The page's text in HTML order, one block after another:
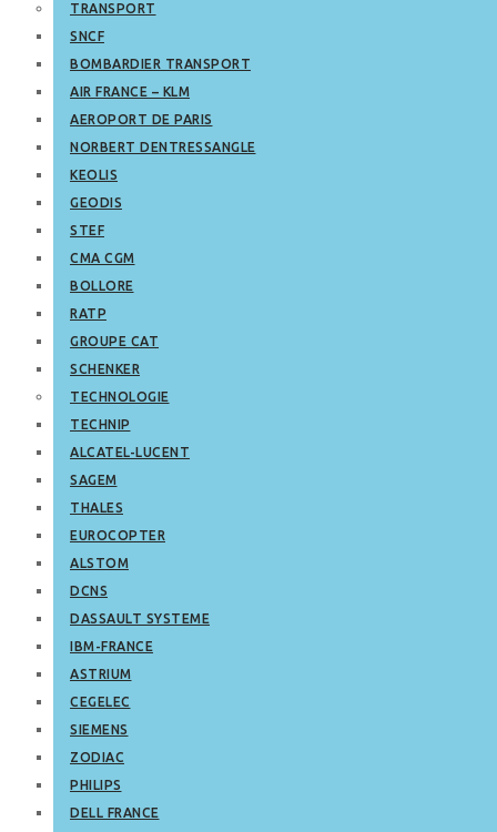
TRANSPORT
SNCF
BOMBARDIER TRANSPORT
AIR FRANCE – KLM
AEROPORT DE PARIS
NORBERT DENTRESSANGLE
KEOLIS
GEODIS
STEF
CMA CGM
BOLLORE
RATP
GROUPE CAT
SCHENKER
TECHNOLOGIE
TECHNIP
ALCATEL-LUCENT
SAGEM
THALES
EUROCOPTER
ALSTOM
DCNS
DASSAULT SYSTEME
IBM-FRANCE
ASTRIUM
CEGELEC
SIEMENS
ZODIAC
PHILIPS
DELL FRANCE